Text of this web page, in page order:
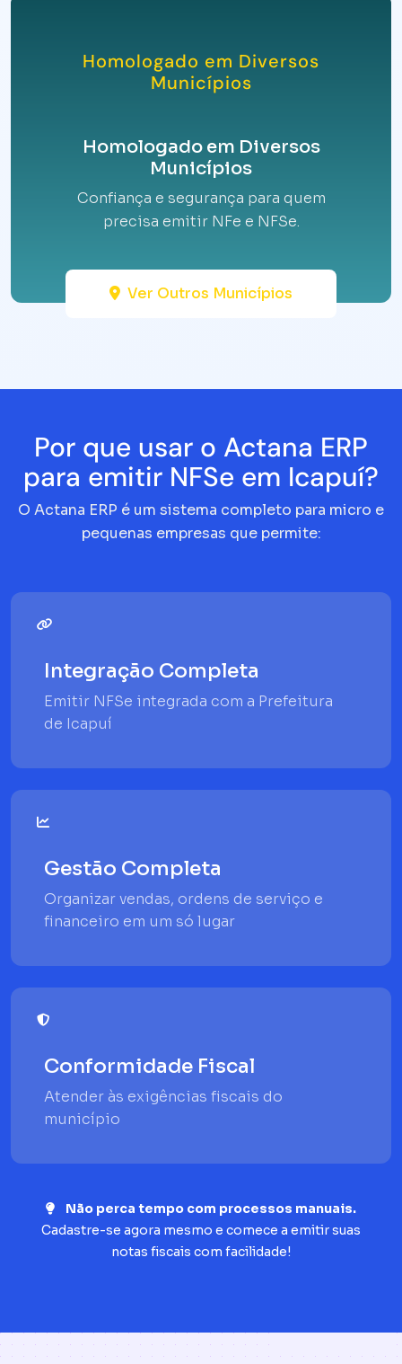
Homologado em Diversos
Municípios
Homologado em Diversos
Municípios
Confiança e segurança para quem
precisa emitir NFe e NFSe.
Ver Outros Municípios
Por que usar o Actana ERP
para emitir NFSe em Icapuí?
O Actana ERP é um sistema completo para micro e
pequenas empresas que permite:
Integração Completa
Emitir NFSe integrada com a Prefeitura
de Icapuí
Gestão Completa
Organizar vendas, ordens de serviço e
financeiro em um só lugar
Conformidade Fiscal
Atender às exigências fiscais do
município
Não perca tempo com processos manuais.
Cadastre-se agora mesmo e comece a emitir suas
notas fiscais com facilidade!